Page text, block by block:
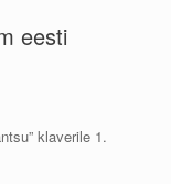
eesti
klaverile 1.